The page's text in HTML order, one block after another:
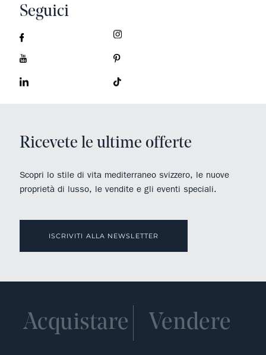
Seguici
Ricevete le ultime offerte
Scopri lo stile di vita mediterraneo svizzero, le nuove
proprietà di lusso, le vendite e gli eventi speciali.
ISCRIVITI ALLA NEWSLETTER
Acquistare Vendere